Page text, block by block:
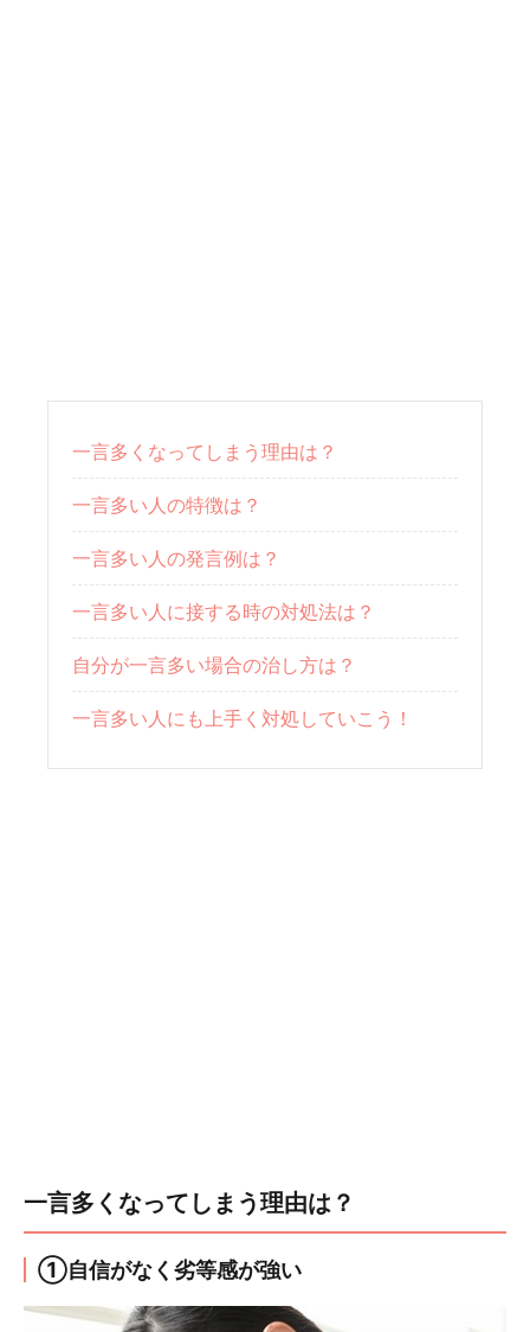
一言多くなってしまう理由は？
一言多い人の特徴は？
一言多い人の発言例は？
一言多い人に接する時の対処法は？
自分が一言多い場合の治し方は？
一言多い人にも上手く対処していこう！
一言多くなってしまう理由は？
①自信がなく劣等感が強い